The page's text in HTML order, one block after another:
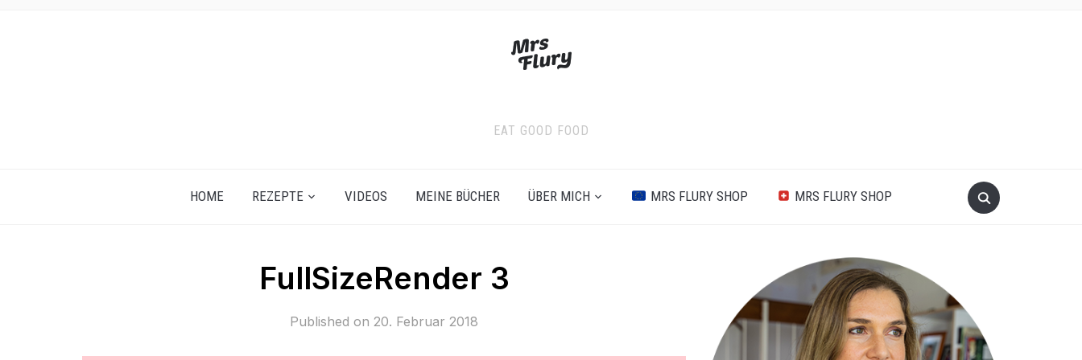
EAT GOOD FOOD
HOME REZEPTE VIDEOS MEINE BÜCHER ÜBER MICH MRS FLURY SHOP MRS FLURY SHOP
FullSizeRender 3
Published on 20. Februar 2018